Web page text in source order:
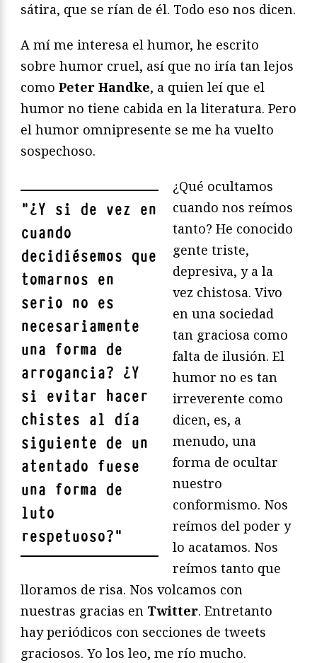
sátira, que se rían de él. Todo eso nos dicen.
A mí me interesa el humor, he escrito
sobre humor cruel, así que no iría tan lejos
como Peter Handke, a quien leí que el
humor no tiene cabida en la literatura. Pero
el humor omnipresente se me ha vuelto
sospechoso.
"¿Y si de vez en
cuando
decidiésemos que
tomarnos en
serio no es
necesariamente
una forma de
arrogancia? ¿Y
si evitar hacer
chistes al día
siguiente de un
atentado fuese
una forma de
luto
respetuoso?"
¿Qué ocultamos
cuando nos reímos
tanto? He conocido
gente triste,
depresiva, y a la
vez chistosa. Vivo
en una sociedad
tan graciosa como
falta de ilusión. El
humor no es tan
irreverente como
dicen, es, a
menudo, una
forma de ocultar
nuestro
conformismo. Nos
reímos del poder y
lo acatamos. Nos
reímos tanto que
lloramos de risa. Nos volcamos con
nuestras gracias en Twitter. Entretanto
hay periódicos con secciones de tweets
graciosos. Yo los leo, me río mucho.